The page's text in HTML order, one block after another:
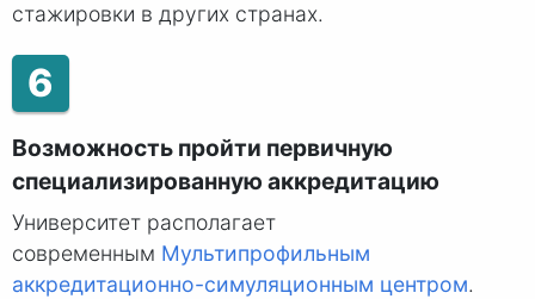
стажировки в других странах.
6
Возможность пройти первичную
специализированную аккредитацию
Университет располагает
современным Мультипрофильным
аккредитационно-симуляционным центром.